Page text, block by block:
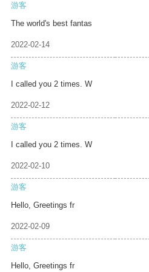
游客
The world's best fantas
2022-02-14
游客
I called you 2 times. W
2022-02-12
游客
I called you 2 times. W
2022-02-10
游客
Hello, Greetings fr
2022-02-09
游客
Hello, Greetings fr